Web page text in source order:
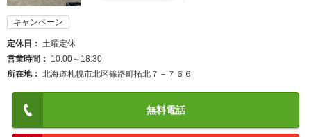
キャンペーン
定休日
土曜定休
営業時間
10:00～18:30
所在地
北海道札幌市北区篠路町拓北７－７６６
無料電話